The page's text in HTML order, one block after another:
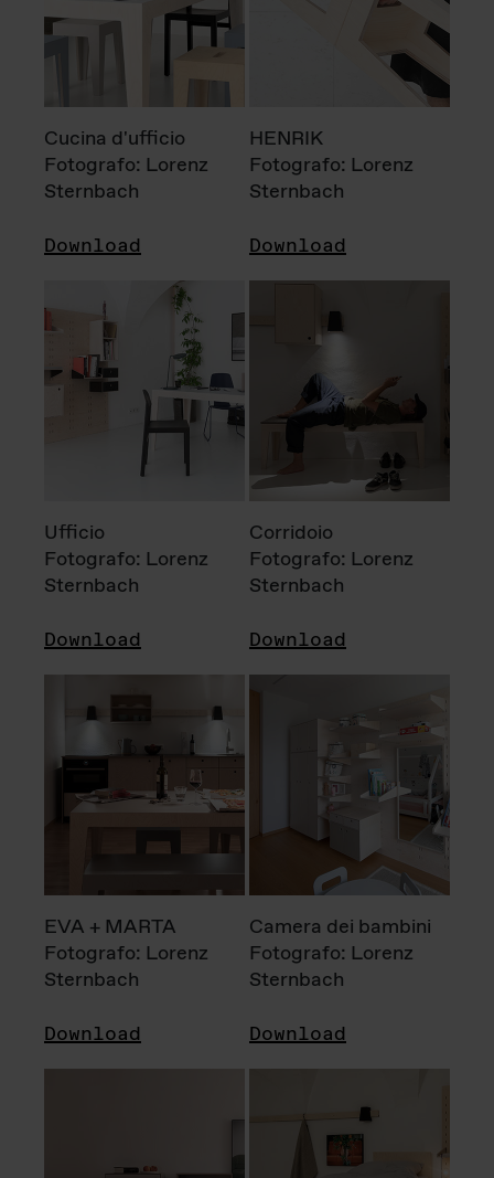
Cucina d'ufficio
Fotografo: Lorenz
Sternbach
Download
HENRIK
Fotografo: Lorenz
Sternbach
Download
Ufficio
Fotografo: Lorenz
Sternbach
Download
Corridoio
Fotografo: Lorenz
Sternbach
Download
EVA + MARTA
Fotografo: Lorenz
Sternbach
Download
Camera dei bambini
Fotografo: Lorenz
Sternbach
Download